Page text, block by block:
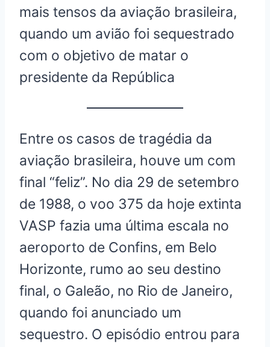
e
)
k
s
p
m
mais tensos da aviação brasileira,
quando um avião foi sequestrado
com o objetivo de matar o
presidente da República
Entre os casos de tragédia da
aviação brasileira, houve um com
final “feliz”. No dia 29 de setembro
de 1988, o voo 375 da hoje extinta
VASP fazia uma última escala no
aeroporto de Confins, em Belo
Horizonte, rumo ao seu destino
final, o Galeão, no Rio de Janeiro,
quando foi anunciado um
sequestro. O episódio entrou para